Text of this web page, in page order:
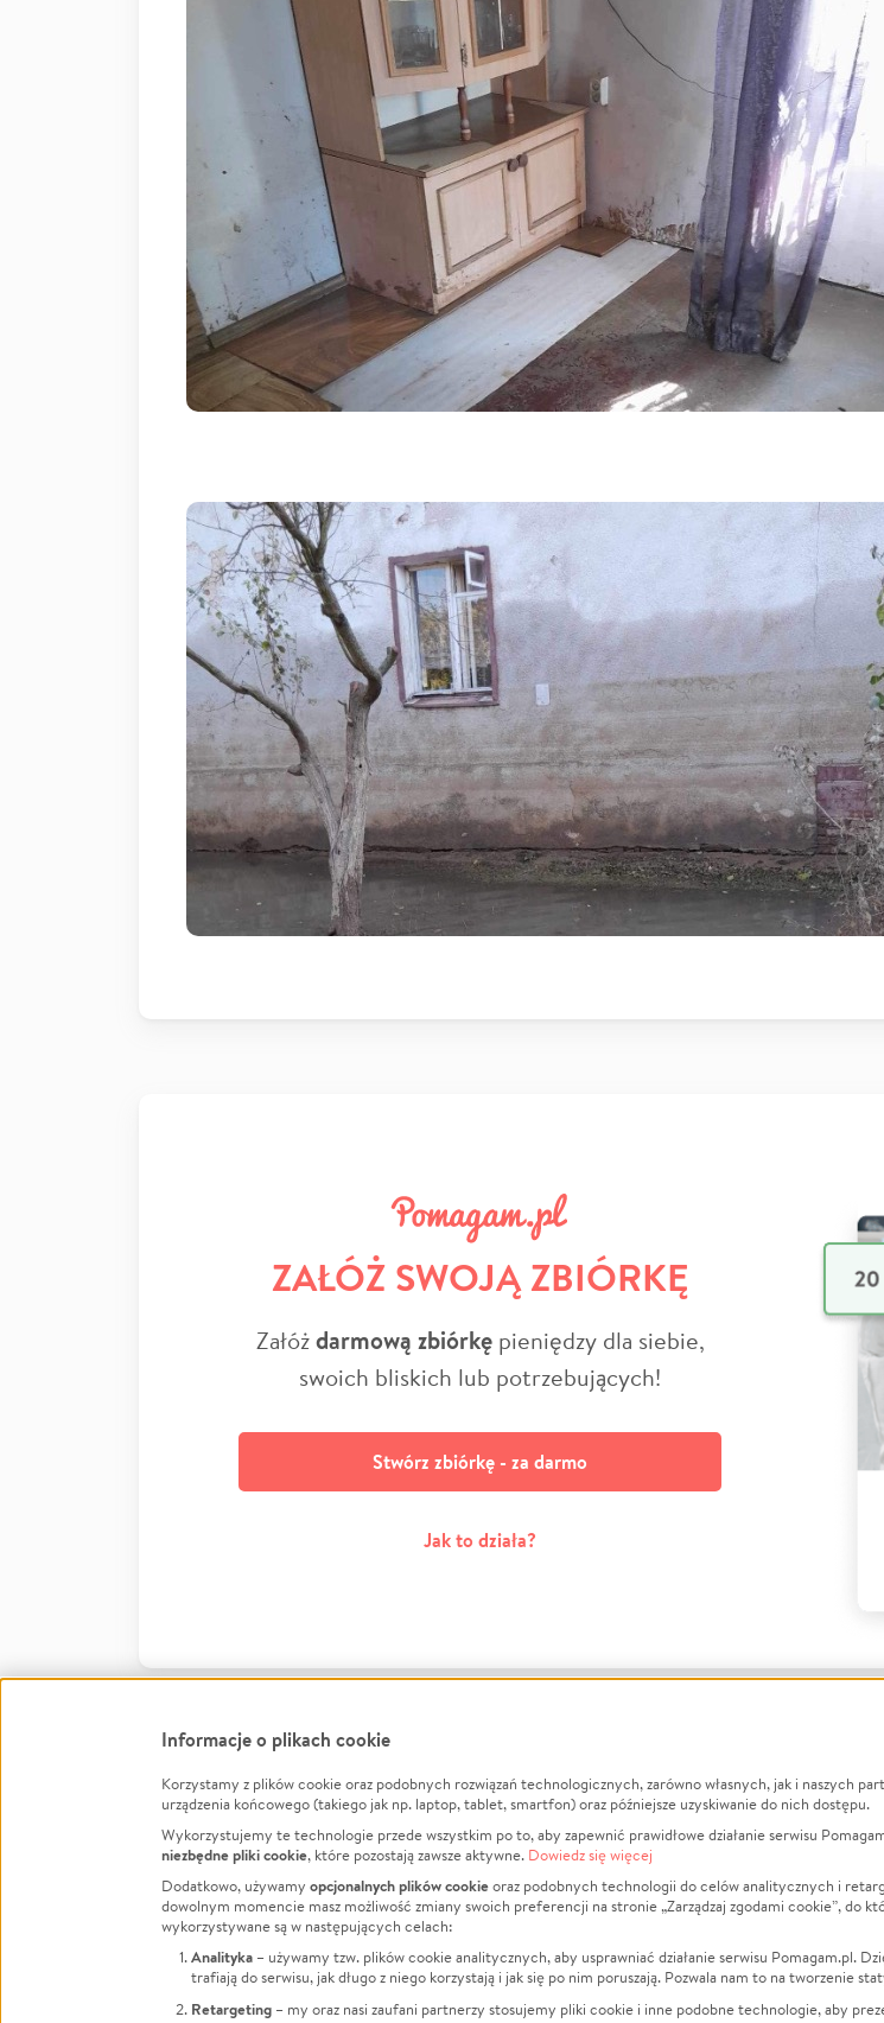
ZAŁÓŻ SWOJĄ ZBIÓRKĘ
Załóżdarmową zbiórkępieniędzy dla siebie,
swoich bliskich lub potrzebujących!
Stwórz zbiórkę - za darmo
Jak to działa?
FacebookTwitter Instagram
LinkedInTikTok Youtube
Informacje
Jak to działa?
Regulamin
Polityka Prywatności
Kontakt
Porównanie serwisów
O nas
Opinie
Raporty
Za darmo
Dla NGO
Fundacja
Informacje o plikach cookie
Korzystamy z plików cookie oraz podobnych rozwiązań technologicznych, zarówno własnych, jak i naszych
urządzenia końcowego (takiego jak np. laptop, tablet, smartfon) oraz późniejsze uzyskiwanie do nich dostępu.
Wykorzystujemy te technologie przede wszystkim po to, aby zapewnić prawidłowe działanie serwisu
niezbędne pliki cookie, które pozostają zawsze aktywne. Dowiedz się więcej
Dodatkowo, używamy opcjonalnych plików cookieoraz podobnych technologii do celów analitycznych i
dowolnym momencie masz możliwość zmiany swoich preferencji na stronie „Zarządzaj zgodami cookie”, do
wykorzystywane są w następujących celach:
Analityka – używamy tzw. plików cookie analitycznych, aby usprawniać działanie serwisu Pomagam.pl.
trafiają do serwisu, jak długo z niego korzystają i jak się po nim poruszają. Pozwala nam to na tworzenie
Retargeting – my oraz nasi zaufani partnerzy stosujemy pliki cookie i inne podobne technologie, aby